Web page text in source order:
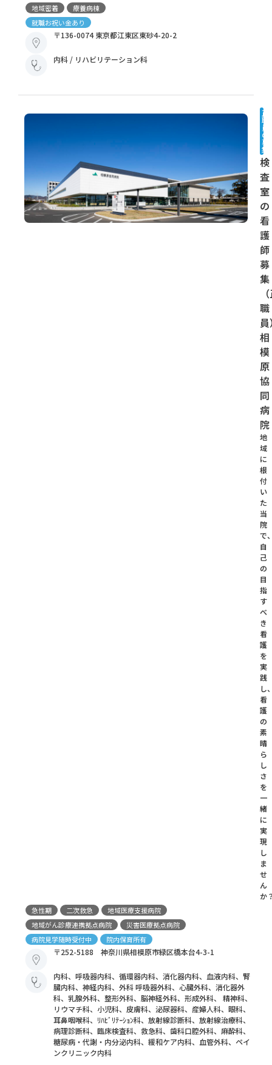
地域密着
療養病棟
就職お祝い金あり
〒136-0074 東京都江東区東砂4-20-2
内科 / リハビリテーション科
正
職
員
の
募
集
検
査
室
の
看
護
師
募
集
職
相
模
原
協
同
病
院
地
域
に
根
付
い
た
当
院
で
自
己
の
目
指
す
べ
き
看
護
を
実
践
し
看
護
の
素
晴
ら
し
さ
を
一
緒
に
実
現
し
ま
せ
ん
か
急性期 二次救急
地域医療支援病院
地域がん診療連携拠点病院
災害医療拠点病院
病院見学随時受付中
院内保育所有
〒252-5188 神奈川県相模原市緑区橋本台4-3-1
内科、呼吸器内科、循環器内科、消化器内科、血液内科、腎
臓内科、神経内科、外科 呼吸器外科、心臓外科、消化器外
科、乳腺外科、整形外科、脳神経外科、形成外科、 精神科、
リウマチ科、小児科、皮膚科、泌尿器科、産婦人科、眼科、
耳鼻咽喉科、ﾘﾊﾋﾞﾘﾃｰｼｮﾝ科、放射線診断科、放射線治療科、
病理診断科、臨床検査科、救急科、歯科口腔外科、麻酔科、
糖尿病・代謝・内分泌内科、緩和ケア内科、血管外科、ペイ
ンクリニック内科